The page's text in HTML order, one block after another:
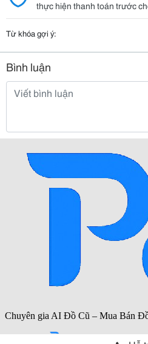
thực hiện thanh toán trước
Từ khóa gợi ý:
Bình luận